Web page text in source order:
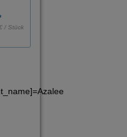
/ Stück